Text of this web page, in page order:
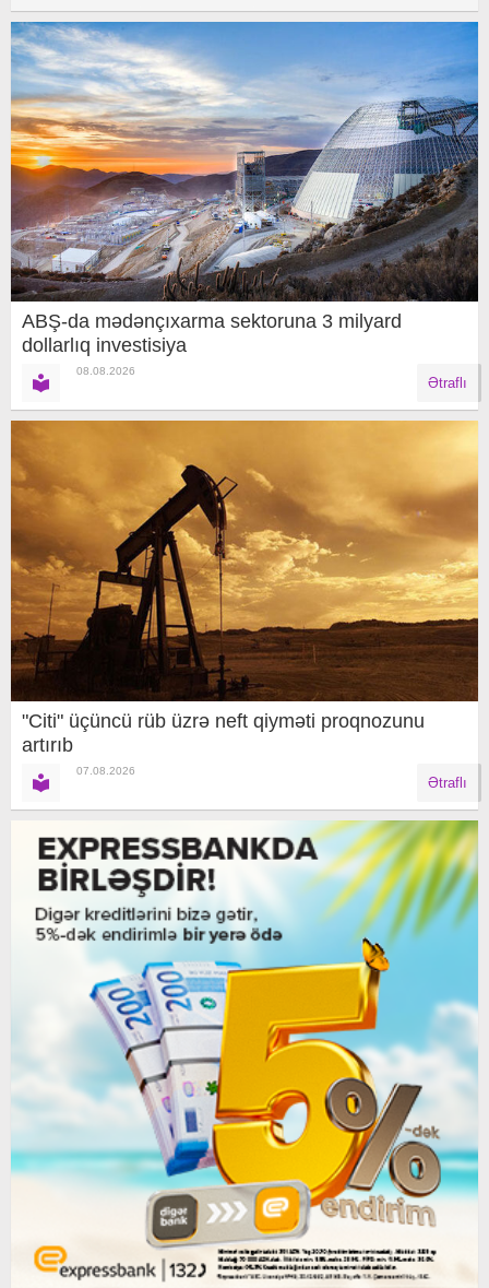
ABŞ-da mədənçıxarma sektoruna 3 milyard
dollarlıq investisiya
08.08.2026
Ətraflı
"Citi" üçüncü rüb üzrə neft qiyməti proqnozunu
artırıb
07.08.2026
Ətraflı